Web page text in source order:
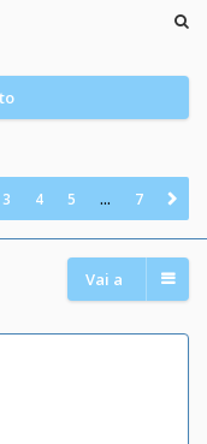
3 4 5 … 7
Vai a